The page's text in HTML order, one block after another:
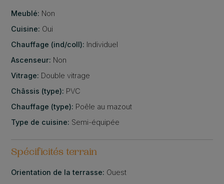
Meublé: Non
Cuisine: Oui
Chauffage (ind/coll): Individuel
Ascenseur: Non
Vitrage: Double vitrage
Châssis (type): PVC
Chauffage (type): Poêle au mazout
Type de cuisine: Semi-équipée
Spécificités terrain
Orientation de la terrasse: Ouest